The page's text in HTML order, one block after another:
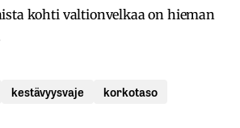
kohti valtionvelkaa on hieman
kestävyysvaje
korkotaso